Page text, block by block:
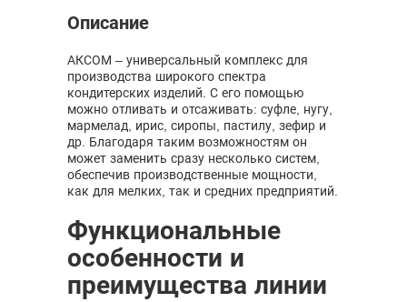
Описание
АКСОМ – универсальный комплекс для
производства широкого спектра
кондитерских изделий. С его помощью
можно отливать и отсаживать: суфле, нугу,
мармелад, ирис, сиропы, пастилу, зефир и
др. Благодаря таким возможностям он
может заменить сразу несколько систем,
обеспечив производственные мощности,
как для мелких, так и средних предприятий.
Функциональные
особенности и
преимущества линии